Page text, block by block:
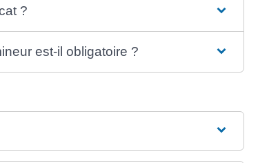
?
est-il obligatoire ?